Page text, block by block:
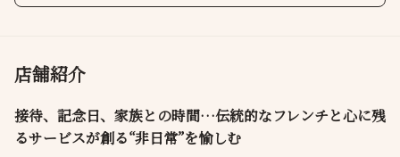
店舗紹介
接待、記念日、家族との時間…伝統的なフレンチと心に残
るサービスが創る“非日常”を愉しむ